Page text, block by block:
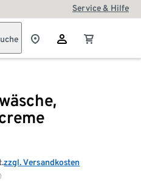
Service & Hilfe
zzgl. Versandkosten